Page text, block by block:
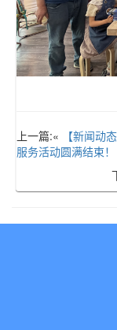
上一篇:«
【新闻动
服务活动圆满结束！